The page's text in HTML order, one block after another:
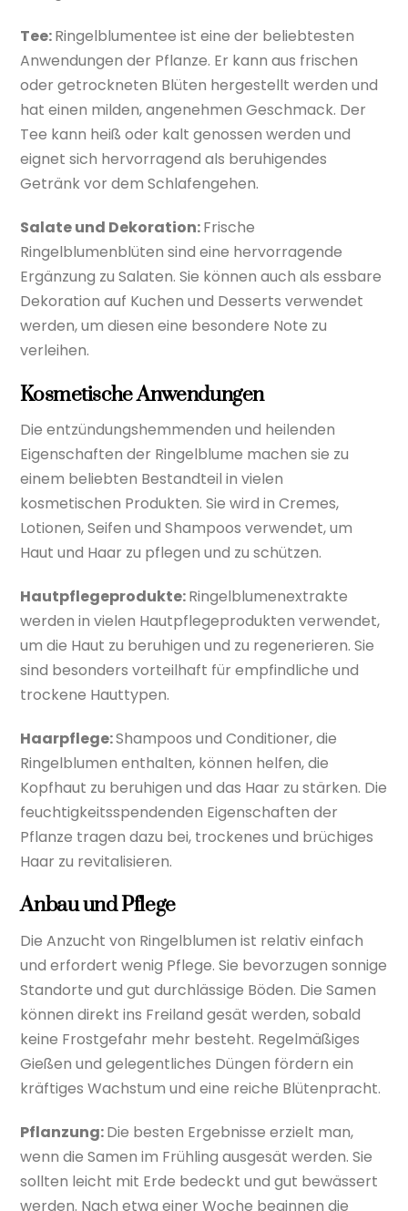
Tee:Ringelblumentee ist eine der beliebtesten
Anwendungen der Pflanze. Er kann aus frischen
oder getrockneten Blüten hergestellt werden und
hat einen milden, angenehmen Geschmack. Der
Tee kann heiß oder kalt genossen werden und
eignet sich hervorragend als beruhigendes
Getränk vor dem Schlafengehen.
Salate und Dekoration:Frische
Ringelblumenblüten sind eine hervorragende
Ergänzung zu Salaten. Sie können auch als essbare
Dekoration auf Kuchen und Desserts verwendet
werden, um diesen eine besondere Note zu
verleihen.
Kosmetische Anwendungen
Die entzündungshemmenden und heilenden
Eigenschaften der Ringelblume machen sie zu
einem beliebten Bestandteil in vielen
kosmetischen Produkten. Sie wird in Cremes,
Lotionen, Seifen und Shampoos verwendet, um
Haut und Haar zu pflegen und zu schützen.
Hautpflegeprodukte:Ringelblumenextrakte
werden in vielen Hautpflegeprodukten verwendet,
um die Haut zu beruhigen und zu regenerieren. Sie
sind besonders vorteilhaft für empfindliche und
trockene Hauttypen.
Haarpflege:Shampoos und Conditioner, die
Ringelblumen enthalten, können helfen, die
Kopfhaut zu beruhigen und das Haar zu stärken. Die
feuchtigkeitsspendenden Eigenschaften der
Pflanze tragen dazu bei, trockenes und brüchiges
Haar zu revitalisieren.
Anbau und Pflege
Die Anzucht von Ringelblumen ist relativ einfach
und erfordert wenig Pflege. Sie bevorzugen sonnige
Standorte und gut durchlässige Böden. Die Samen
können direkt ins Freiland gesät werden, sobald
keine Frostgefahr mehr besteht. Regelmäßiges
Gießen und gelegentliches Düngen fördern ein
kräftiges Wachstum und eine reiche Blütenpracht.
Pflanzung:Die besten Ergebnisse erzielt man,
wenn die Samen im Frühling ausgesät werden. Sie
sollten leicht mit Erde bedeckt und gut bewässert
werden. Nach etwa einer Woche beginnen die